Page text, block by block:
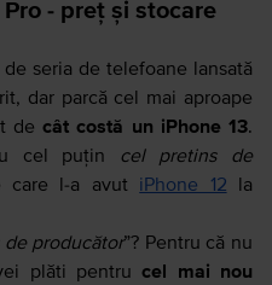
- preț și stocare
seria de telefoane lansată
dar parcă cel mai aproape
decât costă un iPhone 13.
cel puțin cel pretins de
l-a avut iPhone 12 la
producător”? Pentru că nu
plăti pentrucel mai nou